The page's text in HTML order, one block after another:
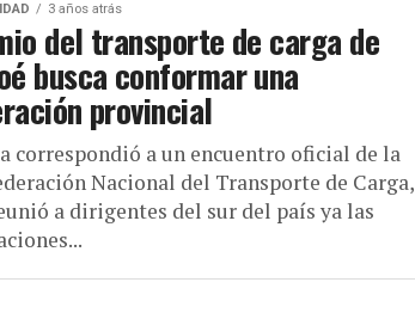
3 años atrás
del transporte de carga de
busca conformar una
provincial
correspondió a un encuentro oficial de la
Nacional del Transporte de Carga,
a dirigentes del sur del país ya las